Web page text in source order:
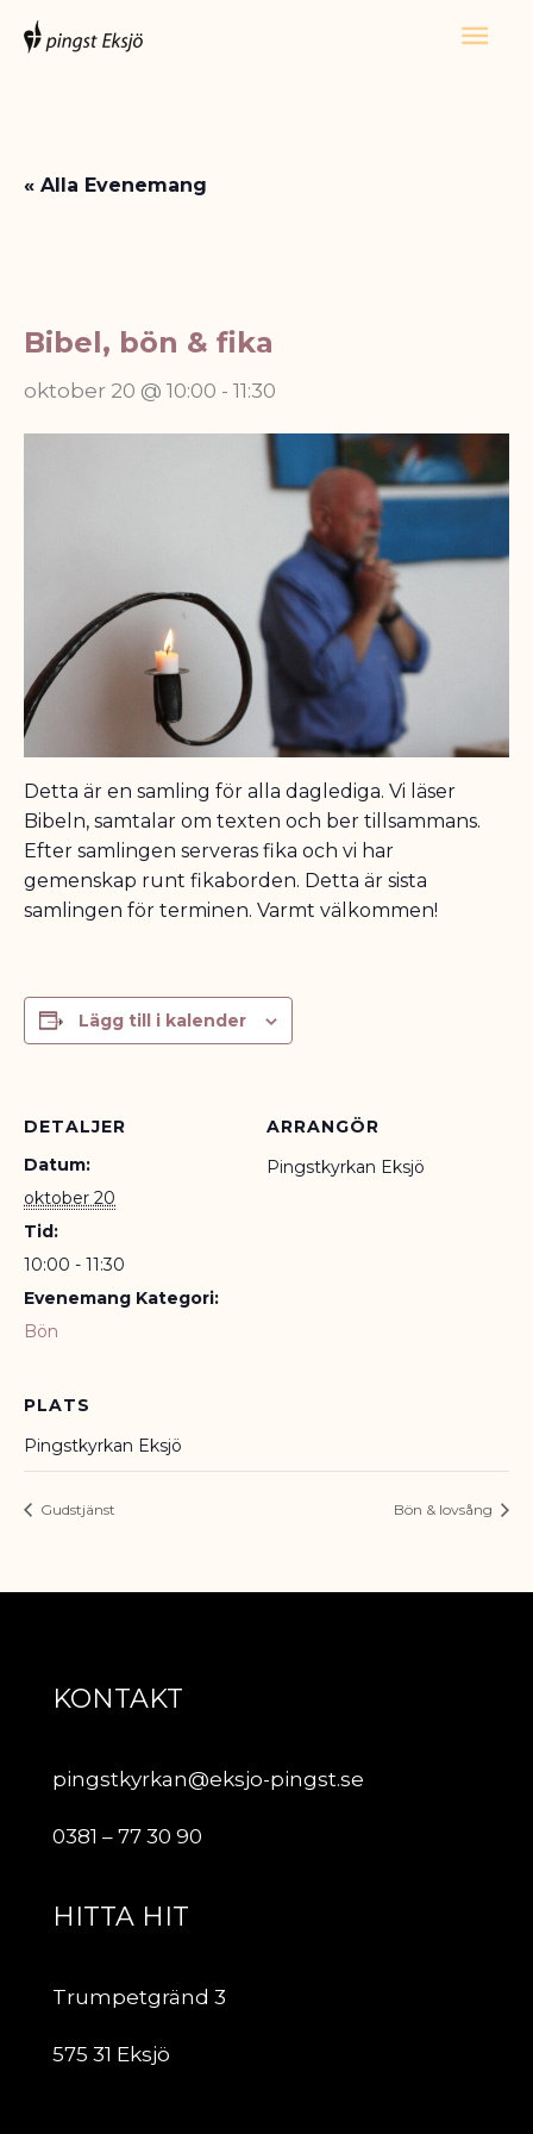
Hoppa
« Alla Evenemang
Bibel, bön & fika
oktober 20 @ 10:00 - 11:30
Detta är en samling för alla daglediga. Vi läser
Bibeln, samtalar om texten och ber tillsammans.
Efter samlingen serveras fika och vi har
gemenskap runt fikaborden. Detta är sista
samlingen för terminen. Varmt välkommen!
Lägg till i kalender
DETALJER
Datum:
oktober 20
Tid:
10:00 - 11:30
Evenemang Kategori:
Bön
ARRANGÖR
Pingstkyrkan Eksjö
PLATS
Pingstkyrkan Eksjö
Gudstjänst Bön & lovsång
KONTAKT
pingstkyrkan@eksjo-pingst.se
0381 – 77 30 90
HITTA HIT
Trumpetgränd 3
575 31 Eksjö